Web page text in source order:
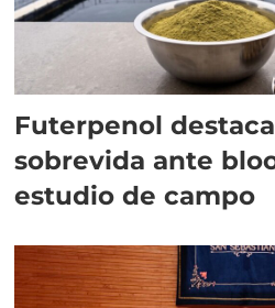
Futerpenol
sobrevida ante
estudio de campo